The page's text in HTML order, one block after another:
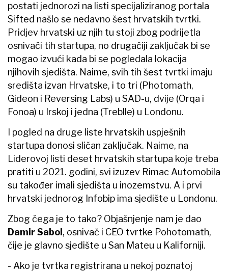
postati jednorozi na listi specijaliziranog portala
Sifted našlo se nedavno šest hrvatskih tvrtki.
Pridjev hrvatski uz njih tu stoji zbog podrijetla
osnivači tih startupa, no drugačiji zaključak bi se
mogao izvući kada bi se pogledala lokacija
njihovih sjedišta. Naime, svih tih šest tvrtki imaju
središta izvan Hrvatske, i to tri (Photomath,
Gideon i Reversing Labs) u SAD-u, dvije (Orqa i
Fonoa) u Irskoj i jedna (Treblle) u Londonu.
I pogled na druge liste hrvatskih uspješnih
startupa donosi sličan zaključak. Naime, na
Liderovoj listi deset hrvatskih startupa koje treba
pratiti u 2021. godini, svi izuzev Rimac Automobila
su također imali sjedišta u inozemstvu. A i prvi
hrvatski jednorog Infobip ima sjedište u Londonu.
Zbog čega je to tako? Objašnjenje nam je dao
Damir Sabol , osnivač i CEO tvrtke Pohotomath,
čije je glavno sjedište u San Mateu u Kaliforniji.
- Ako je tvrtka registrirana u nekoj poznatoj